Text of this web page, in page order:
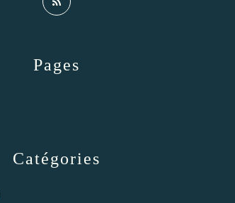
Catégories
Pages